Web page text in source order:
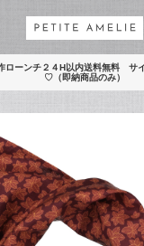
ーンチ２４H以内送料無料 サ
♡（即納商品のみ）